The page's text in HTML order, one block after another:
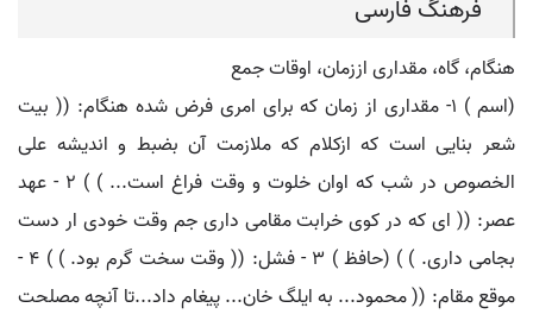
فرهنگ فارسی
هنگام، گاه، مقداری اززمان، اوقات جمع
(اسم ) ۱- مقداری از زمان که برای امری فرض شده هنگام: (( بیت
شعر بنایی است که ازکلام که ملازمت آن بضبط و اندیشه علی
الخصوص در شب که اوان خلوت و وقت فراغ است... ) ) ۲ - عهد
عصر: (( ای که در کوی خرابت مقامی داری جم وقت خودی ار دست
بجامی داری. ) ) (حافظ ) ۳ - فشل: (( وقت سخت گرم بود. ) ) ۴ -
موقع مقام: (( محمود... به ایلگ خان... پیغام داد...تا آنچه مصلحت